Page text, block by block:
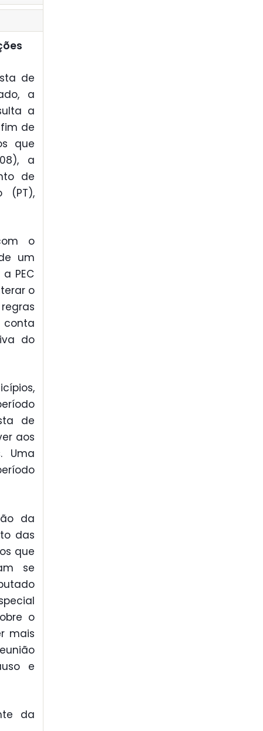
de
a
a
de
que
a
de
(PT),
o
um
PEC
o
conta
do
de
aos
Uma
da
das
que
se
o
mais
e
da